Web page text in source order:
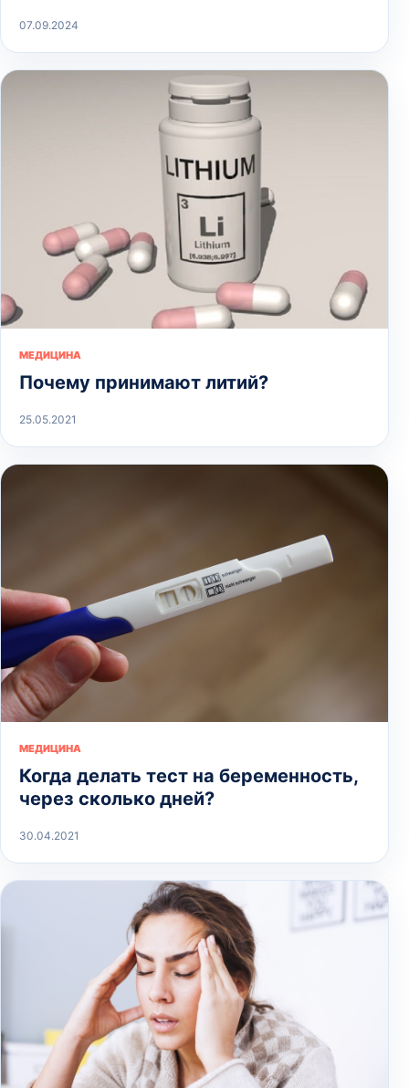
07.09.2024
МЕДИЦИНА
Почему принимают литий?
25.05.2021
МЕДИЦИНА
Когда делать тест на беременность,
через сколько дней?
30.04.2021